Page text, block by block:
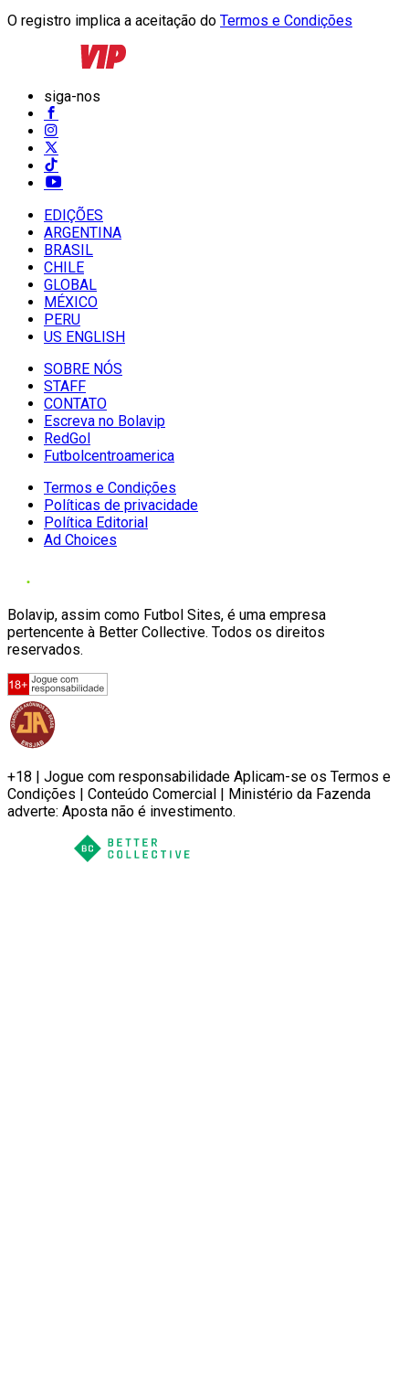
O registro implica a aceitação do Termos e Condições
siga-nos
EDIÇÕES
ARGENTINA
BRASIL
CHILE
GLOBAL
MÉXICO
PERU
US ENGLISH
SOBRE NÓS
STAFF
CONTATO
Escreva no Bolavip
RedGol
Futbolcentroamerica
Termos e Condições
Políticas de privacidade
Política Editorial
Ad Choices
Bolavip, assim como Futbol Sites, é uma empresa
pertencente à Better Collective. Todos os direitos
reservados.
+18 | Jogue com responsabilidade Aplicam-se os Termos e
Condições | Conteúdo Comercial | Ministério da Fazenda
adverte: Aposta não é investimento.